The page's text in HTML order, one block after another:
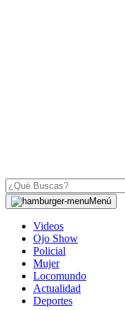
Menú
Videos
Ojo Show
Policial
Mujer
Locomundo
Actualidad
Deportes